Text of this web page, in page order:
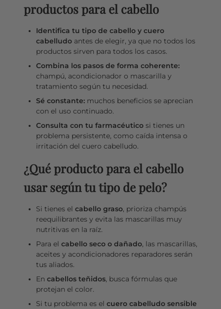
productos para el cabello
Identifica tu tipo de cabello y cuero
cabelludoantes de elegir, ya que no todos los
productos sirven para todos los casos.
Combina los pasos de forma coherente:
champú, acondicionador o mascarilla y
tratamiento según tu necesidad.
Sé constante:muchos beneficios se aprecian
con el uso continuado.
Consulta con tu farmacéuticosi tienes un
problema persistente, como caída intensa o
irritación del cuero cabelludo.
¿Qué producto para el cabello
usar según tu tipo de pelo?
Si tienes el cabello graso, prioriza champús
reequilibrantes y evita las mascarillas muy
nutritivas en la raíz.
Para el cabello seco o dañado, las mascarillas,
aceites y acondicionadores reparadores serán
tus aliados.
En cabellos teñidos, busca fórmulas que
protejan el color.
Si tu problema es el cuero cabelludo sensible